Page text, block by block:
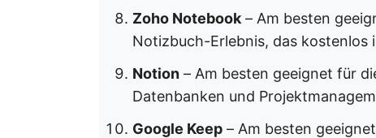
Zoho Notebook – Am besten
Notizbuch-Erlebnis, das kostenlos
Notion – Am besten geeignet für
Datenbanken und
Google Keep – Am besten